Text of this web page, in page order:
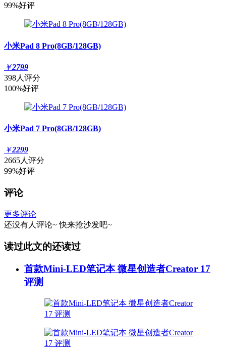
99%好评
小米Pad 8 Pro(8GB/128GB)
￥2799
398人评分
100%好评
小米Pad 7 Pro(8GB/128GB)
￥2299
2665人评分
99%好评
评论
更多评论
还没有人评论~ 快来抢沙发吧~
读过此文的还读过
首款Mini-LED笔记本 微星创造者Creator 17
评测